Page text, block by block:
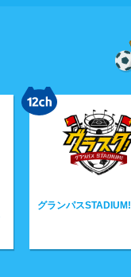
まじつり